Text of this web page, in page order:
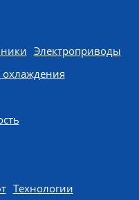
Электроприводы
Технологии